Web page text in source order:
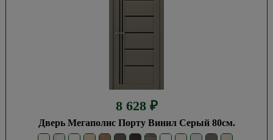
8 628 ₽
Дверь Мегаполис Порту Винил Серый 80см.